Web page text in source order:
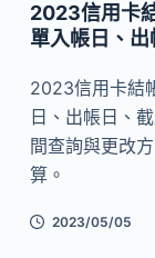
2023信用卡
單入帳日、出
2023信用卡結
日、出帳日、
間查詢與更改
算。
2023/05/05